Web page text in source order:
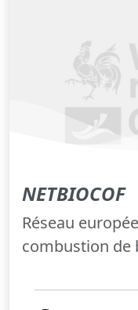
NETBIOCOF
Réseau
combustion de